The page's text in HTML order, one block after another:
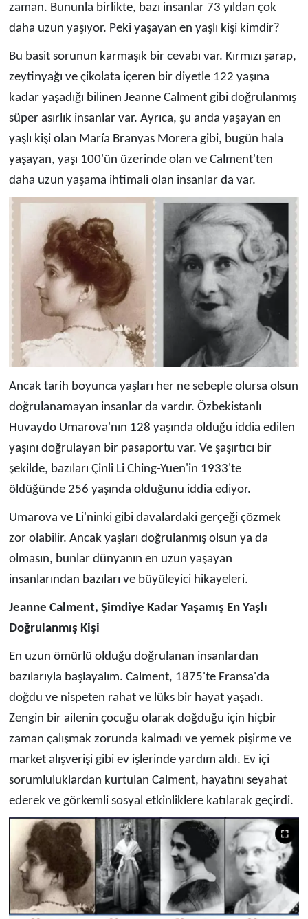
zaman. Bununla birlikte, bazı insanlar 73 yıldan çok
daha uzun yaşıyor. Peki yaşayan en yaşlı kişi kimdir?
Bu basit sorunun karmaşık bir cevabı var. Kırmızı şarap,
zeytinyağı ve çikolata içeren bir diyetle 122 yaşına
kadar yaşadığı bilinen Jeanne Calment gibi doğrulanmış
süper asırlık insanlar var. Ayrıca, şu anda yaşayan en
yaşlı kişi olan María Branyas Morera gibi, bugün hala
yaşayan, yaşı 100'ün üzerinde olan ve Calment'ten
daha uzun yaşama ihtimali olan insanlar da var.
Ancak tarih boyunca yaşları her ne sebeple olursa olsun
doğrulanamayan insanlar da vardır. Özbekistanlı
Huvaydo Umarova'nın 128 yaşında olduğu iddia edilen
yaşını doğrulayan bir pasaportu var. Ve şaşırtıcı bir
şekilde, bazıları Çinli Li Ching-Yuen'in 1933'te
öldüğünde 256 yaşında olduğunu iddia ediyor.
Umarova ve Li'ninki gibi davalardaki gerçeği çözmek
zor olabilir. Ancak yaşları doğrulanmış olsun ya da
olmasın, bunlar dünyanın en uzun yaşayan
insanlarından bazıları ve büyüleyici hikayeleri.
Jeanne Calment, Şimdiye Kadar Yaşamış En Yaşlı
Doğrulanmış Kişi
En uzun ömürlü olduğu doğrulanan insanlardan
bazılarıyla başlayalım. Calment, 1875'te Fransa'da
doğdu ve nispeten rahat ve lüks bir hayat yaşadı.
Zengin bir ailenin çocuğu olarak doğduğu için hiçbir
zaman çalışmak zorunda kalmadı ve yemek pişirme ve
market alışverişi gibi ev işlerinde yardım aldı. Ev içi
sorumluluklardan kurtulan Calment, hayatını seyahat
ederek ve görkemli sosyal etkinliklere katılarak geçirdi.
Spor
Televizyon